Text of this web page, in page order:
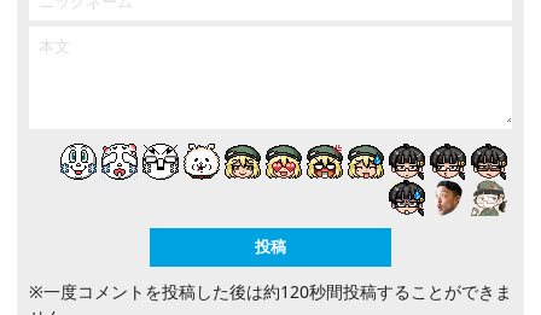
※一度コメントを投稿した後は約120秒間投稿することができま